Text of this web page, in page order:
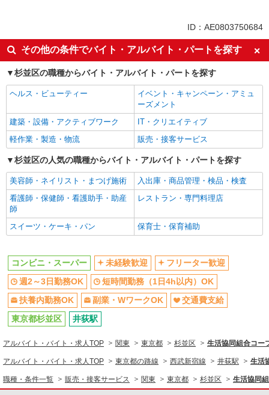
未経験歓迎
フリーター歓迎
週2～3日勤務OK
短時間勤務（1日4h以内）OK
扶養内勤務OK
副業・WワークOK
交通費支給
同じ職種から求人を探す
販売・接客サービス
コンビニ・スーパー
同じ特徴から求人を探す
未経験歓迎
週2～3日勤務OK
短時間勤務（1日4h以内）OK
扶養内勤務OK
副業・WワークOK
交通費支給
ID：AE0803750684
その他の条件でバイト・アルバイト・パートを探す
杉並区の職種からバイト・アルバイト・パートを探す
ヘルス・ビューティー
イベント・キャンペーン・アミュ
ーズメント
建築・設備・アクティブワーク
IT・クリエイティブ
軽作業・製造・物流
販売・接客サービス
杉並区の人気の職種からバイト・アルバイト・パートを探す
美容師・ネイリスト・まつげ施術
入出庫・商品管理・検品・検査
看護師・保健師・看護助手・助産
師
レストラン・専門料理店
スイーツ・ケーキ・パン 保育士・保育補助
コンビニ・スーパー 未経験歓迎
フリーター歓迎
週2～3日勤務OK
短時間勤務（1日4h以内）OK
扶養内勤務OK
副業・WワークOK
交通費支給
東京都杉並区
井荻駅
アルバイト・バイト・求人TOP 関東 東京都 杉並区 生活協同組合コー
アルバイト・バイト・求人TOP 東京都の路線 西武新宿線 井荻駅 生活
職種・条件一覧 販売・接客サービス 関東 東京都 杉並区 生活協同